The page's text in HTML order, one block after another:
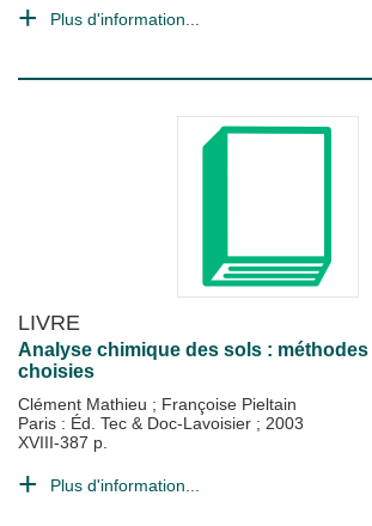
Plus d'information...
LIVRE
Analyse chimique des sols : méthodes
choisies
Clément Mathieu ; Françoise Pieltain
Paris : Éd. Tec & Doc-Lavoisier ; 2003
XVIII-387 p.
Plus d'information...